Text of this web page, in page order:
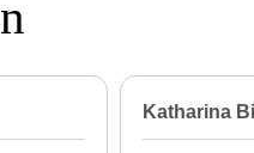
Katharina